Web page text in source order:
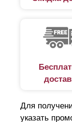
Для
указать